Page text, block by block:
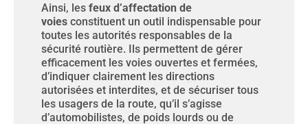
Ainsi, les feux d’affectation de
voies constituent un outil indispensable pour
toutes les autorités responsables de la
sécurité routière. Ils permettent de gérer
efficacement les voies ouvertes et fermées,
d’indiquer clairement les directions
autorisées et interdites, et de sécuriser tous
les usagers de la route, qu’il s’agisse
d’automobilistes, de poids lourds ou de